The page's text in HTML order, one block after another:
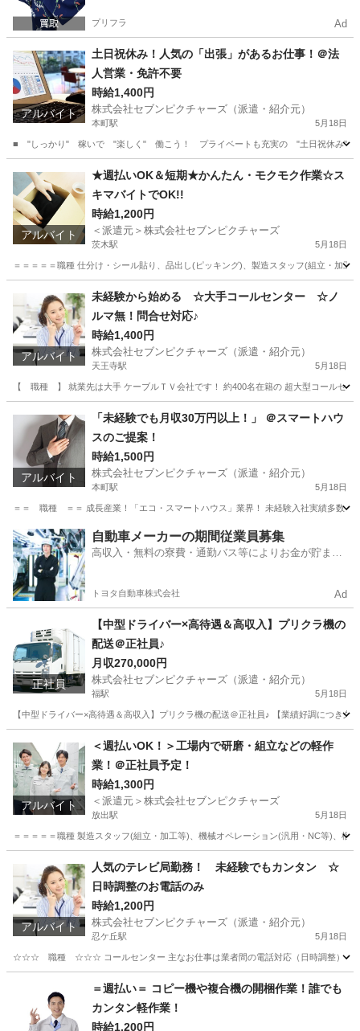
プリフラ Ad
アルバイト
土日祝休み！人気の「出張」があるお仕事！＠法
人営業・免許不要
時給1,400円
株式会社セブンピクチャーズ（派遣・紹介元）
本町駅 5月18日
■ "しっかり" 稼いで "楽しく" 働こう！ プライベートも充実の "土日祝休み" ！
本町駅 営業
アルバイト
★週払いOK＆短期★かんたん・モクモク作業☆ス
キマバイトでOK!!
時給1,200円
＜派遣元＞株式会社セブンピクチャーズ
茨木駅 5月18日
＝＝＝＝＝職種 仕分け・シール貼り、品出し(ピッキング)、製造スタッフ(組立・加
茨木駅 工場 大阪 茨木市 茨木市駅
工場
アルバイト
未経験から始める ☆大手コールセンター ☆ノ
ルマ無！問合せ対応♪
時給1,400円
株式会社セブンピクチャーズ（派遣・紹介元）
天王寺駅 5月18日
【 職種 】 就業先は大手 ケーブルＴＶ会社です！ 約400名在籍の 超大型コールセ
天王寺駅 テレアポ
アルバイト
「未経験でも月収30万円以上！」 ＠スマートハウ
スのご提案！
時給1,500円
株式会社セブンピクチャーズ（派遣・紹介元）
本町駅 5月18日
＝＝ 職種 ＝＝ 成長産業！「エコ・スマートハウス」業界！ 未経験入社実績多数！
大阪 大阪市 本町駅 営業
自動車メーカーの期間従業員募集
高収入・無料の寮費・通勤バス等によりお金が貯まり
トヨタ自動車株式会社 Ad
正社員
【中型ドライバー×高待遇＆高収入】プリクラ機の
配送＠正社員♪
月収270,000円
株式会社セブンピクチャーズ（派遣・紹介元）
福駅 5月18日
【中型ドライバー×高待遇＆高収入】プリクラ機の配送＠正社員♪ 【業績好調につき
福駅 ドライバー
アルバイト
＜週払いOK！＞工場内で研磨・組立などの軽作
業！＠正社員予定！
時給1,300円
＜派遣元＞株式会社セブンピクチャーズ
放出駅 5月18日
＝＝＝＝＝職種 製造スタッフ(組立・加工等)、機械オペレーション(汎用・NC等)、
放出駅 軽作業 大阪 大阪市 今福鶴見駅
軽作業 検査キット
アルバイト
人気のテレビ局勤務！ 未経験でもカンタン ☆
日時調整のお電話のみ
時給1,200円
株式会社セブンピクチャーズ（派遣・紹介元）
忍ケ丘駅 5月18日
☆☆☆ 職種 ☆☆☆ コールセンター 主なお仕事は業者間の電話対応（日時調整）！
忍ケ丘駅 テレアポ カンタン
＝週払い＝ コピー機や複合機の開梱作業！誰でも
カンタン軽作業！
時給1,200円